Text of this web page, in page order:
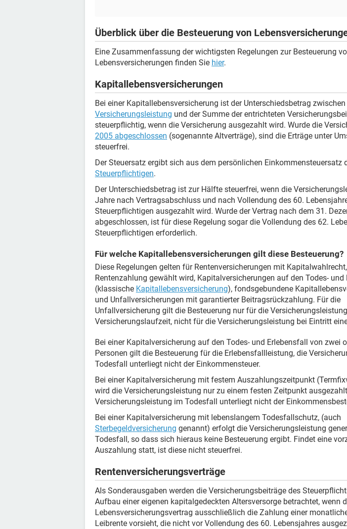
Überblick über die Besteuerung von
Eine Zusammenfassung der wichtigsten Regelungen zur Besteuerung
Lebensversicherungen finden Sie hier.
Kapitallebensversicherungen
Bei einer Kapitallebensversicherung ist der Unterschiedsbetrag zwischen
Versicherungsleistung und der Summe der entrichteten
steuerpflichtig, wenn die Versicherung ausgezahlt wird. Wurde die
2005 abgeschlossen (sogenannte Altverträge), sind die Erträge unter
steuerfrei.
Der Steuersatz ergibt sich aus dem persönlichen Einkommensteuersatz
Steuerpflichtigen.
Der Unterschiedsbetrag ist zur Hälfte steuerfrei, wenn die
Jahre nach Vertragsabschluss und nach Vollendung des 60.
Steuerpflichtigen ausgezahlt wird. Wurde der Vertrag nach dem 31.
abgeschlossen, ist für diese Regelung sogar die Vollendung des 62.
Steuerpflichtigen erforderlich.
Für welche Kapitallebensversicherungen gilt diese Besteuerung?
Diese Regelungen gelten für Rentenversicherungen mit
Rentenzahlung gewählt wird, Kapitalversicherungen auf den Todes- und
(klassische Kapitallebensversicherung), fondsgebundene
und Unfallversicherungen mit garantierter Beitragsrückzahlung. Für die
Unfallversicherung gilt die Besteuerung nur für die
Versicherungslaufzeit, nicht für die Versicherungsleistung bei Eintritt
Bei einer Kapitalversicherung auf den Todes- und Erlebensfall von zwei
Personen gilt die Besteuerung für die Erlebensfallleistung, die
Todesfall unterliegt nicht der Einkommensteuer.
Bei einer Kapitalversicherung mit festem Auszahlungszeitpunkt
wird die Versicherungsleistung nur zu einem festen Zeitpunkt
Versicherungsleistung im Todesfall unterliegt nicht der
Bei einer Kapitalversicherung mit lebenslangem Todesfallschutz, (auch
Sterbegeldversicherung genannt) erfolgt die Versicherungsleistung
Todesfall, so dass sich hieraus keine Besteuerung ergibt. Findet eine
Auszahlung statt, ist diese nicht steuerfrei.
Rentenversicherungsverträge
Als Sonderausgaben werden die Versicherungsbeiträge des
Aufbau einer eigenen kapitalgedeckten Altersversorge betrachtet, wenn
Lebensversicherungsvertrag ausschließlich die Zahlung einer
Leibrente vorsieht, die nicht vor Vollendung des 60. Lebensjahres